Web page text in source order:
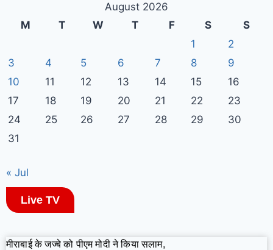
August 2026
M
T W T F S
S
1
2
3
4 5 6 7 8
9
10
11 12 13 14 15
16
17
18 19 20 21 22
23
24
25 26 27 28 29
30
31
« Jul
Live TV
मीराबाई के जज्बे को पीएम मोदी ने किया सलाम,